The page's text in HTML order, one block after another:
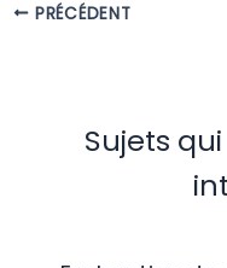
PRÉCÉDENT
Sujets